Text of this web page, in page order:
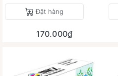
Đặt hàng
170.000₫